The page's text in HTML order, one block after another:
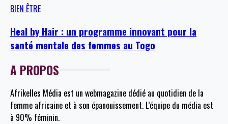
BIEN ÊTRE
Heal by Hair : un programme innovant pour la
santé mentale des femmes au Togo
A PROPOS
Afrikelles Média est un webmagazine dédié au quotidien de la
femme africaine et à son épanouissement. L’équipe du média est
à 90% féminin.